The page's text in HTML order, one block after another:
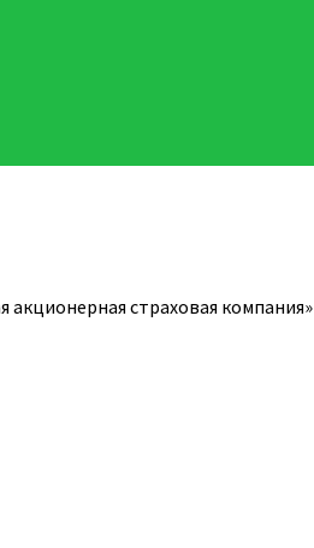
страховая компания»